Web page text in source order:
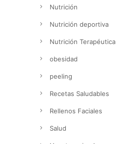
Nutrición
Nutrición deportiva
Nutrición Terapéutica
obesidad
peeling
Recetas Saludables
Rellenos Faciales
Salud